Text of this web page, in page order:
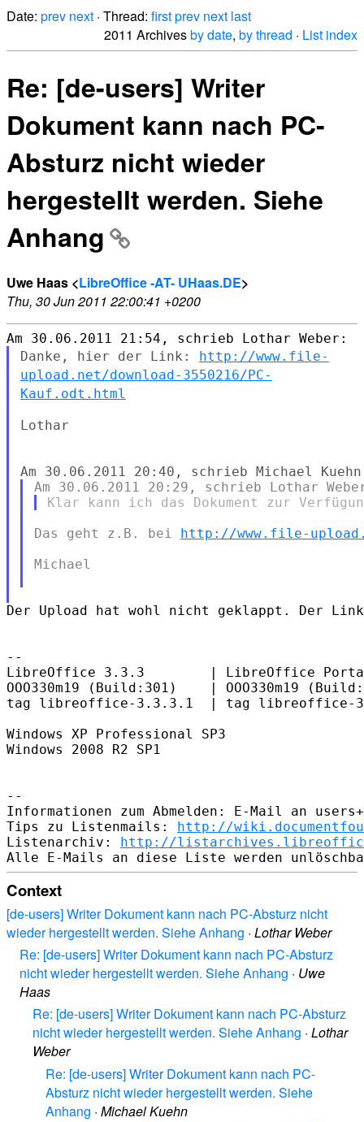
Date: prev next · Thread: firstprev next last
2011 Archivesby date, by thread · List index
Re: [de-users] Writer
Dokument kann nach PC-
Absturz nicht wieder
hergestellt werden. Siehe
Anhang
Uwe Haas <LibreOffice -AT- UHaas.DE>
Thu, 30 Jun 2011 22:00:41 +0200
Danke, hier der Link: http://www.file-
upload.net/download-3550216/PC-
Kauf.odt.html
Lothar
Das geht z.B. bei http://www.file-
Michael
Der Upload hat wohl nicht geklappt. Der
--
LibreOffice 3.3.3        | LibreOffice
OOO330m19 (Build:301)    | OOO330m19
tag libreoffice-3.3.3.1  | tag libreoffice-
Windows XP Professional SP3
Windows 2008 R2 SP1
--
Informationen zum Abmelden: E-Mail an
Tips zu Listenmails: http://
Listenarchiv: http://
Context
[de-users] Writer Dokument kann nach PC-Absturz nicht
wieder hergestellt werden. Siehe Anhang · Lothar Weber
Re: [de-users] Writer Dokument kann nach PC-Absturz
nicht wieder hergestellt werden. Siehe Anhang · Uwe
Haas
Re: [de-users] Writer Dokument kann nach PC-Absturz
nicht wieder hergestellt werden. Siehe Anhang · Lothar
Weber
Re: [de-users] Writer Dokument kann nach PC-
Absturz nicht wieder hergestellt werden. Siehe
Anhang · Michael Kuehn